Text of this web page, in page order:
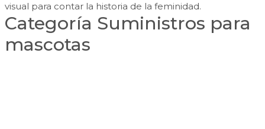
visual para contar la historia de la feminidad.
Categoría Suministros para
mascotas